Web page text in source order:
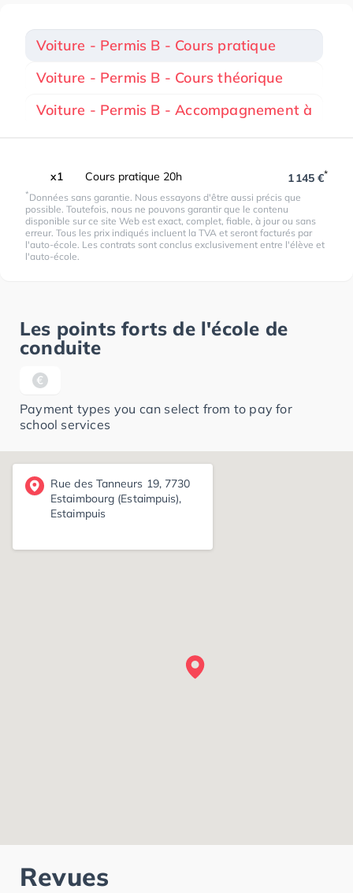
Voiture - Permis B - Cours pratique
Voiture - Permis B - Cours théorique
Voiture - Permis B - Accompagnement à
x1 Cours pratique 20h 1 145 €*
*Données sans garantie. Nous essayons d'être aussi précis que
possible. Toutefois, nous ne pouvons garantir que le contenu
disponible sur ce site Web est exact, complet, fiable, à jour ou sans
erreur. Tous les prix indiqués incluent la TVA et seront facturés par
l'auto-école. Les contrats sont conclus exclusivement entre l'élève et
l'auto-école.
Les points forts de l'école de
conduite
Payment types you can select from to pay for
school services
Rue des Tanneurs 19, 7730
Estaimbourg (Estaimpuis),
Estaimpuis
Revues